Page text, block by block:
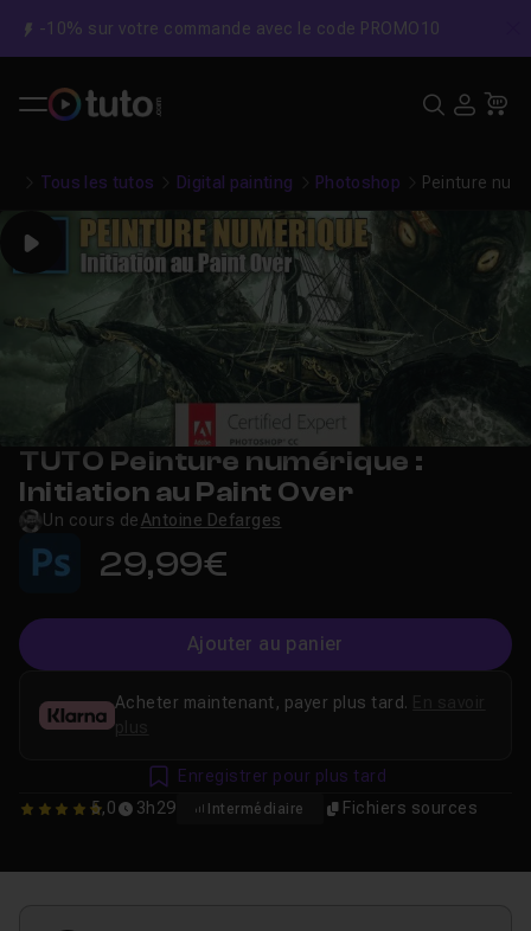
-10% sur votre commande avec le code PROMO10
Tous les tutos Digital painting Photoshop Peinture
Play
TUTO Peinture numérique :
Initiation au Paint Over
Un cours de Antoine Defarges
29,99€
Ajouter au panier
5 5,0 3h29 Intermédiaire Fichiers sources
Acheter maintenant, payer plus tard.
plus
Enregistrer pour plus tard